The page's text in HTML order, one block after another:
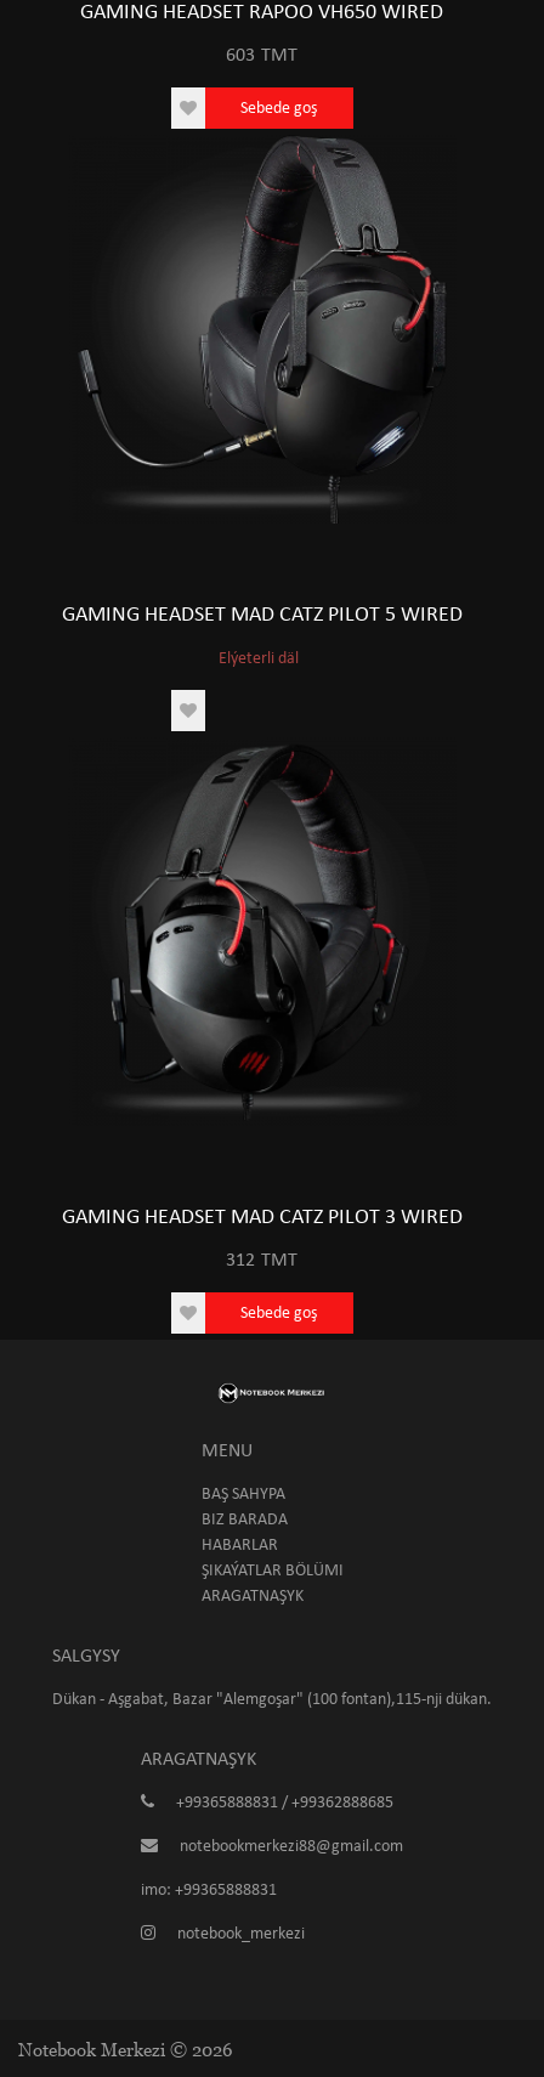
GAMING HEADSET RAPOO VH650 WIRED
603 TMT
Sebede goş
GAMING HEADSET MAD CATZ PILOT 5 WIRED
Elýeterli däl
GAMING HEADSET MAD CATZ PILOT 3 WIRED
312 TMT
Sebede goş
MENU
BAŞ SAHYPA
BIZ BARADA
HABARLAR
ŞIKAÝATLAR BÖLÜMI
ARAGATNAŞYK
SALGYSY
Dükan - Aşgabat, Bazar "Alemgoşar" (100 fontan),115-nji dükan.
ARAGATNAŞYK
+99365888831 / +99362888685
notebookmerkezi88@gmail.com
imo: +99365888831
notebook_merkezi
Notebook Merkezi © 2026